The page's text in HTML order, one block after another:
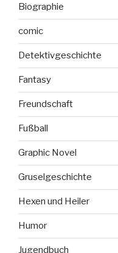
Biographie
comic
Detektivgeschichte
Fantasy
Freundschaft
Fußball
Graphic Novel
Gruselgeschichte
Hexen und Heiler
Humor
Jugendbuch